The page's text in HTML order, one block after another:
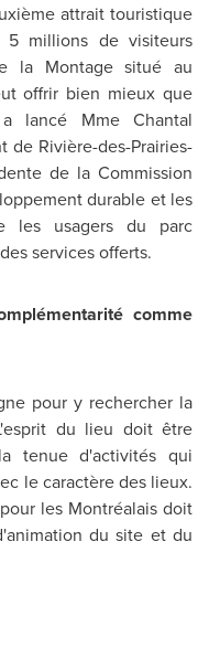
attrait touristique
5 millions de visiteurs
la Montage situé au
offrir bien mieux que
lancé Mme Chantal
de Rivière-des-Prairies-
de la Commission
durable et les
les usagers du parc
services offerts.
comme
pour y rechercher la
du lieu doit être
tenue d'activités qui
le caractère des lieux.
les Montréalais doit
du site et du